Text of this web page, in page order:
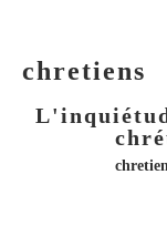
chretiens